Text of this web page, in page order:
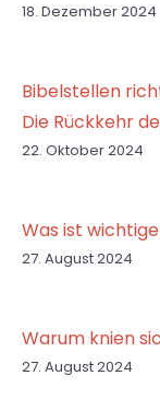
18. Dezember 2024
Bibelstellen
Die Rückkehr
22. Oktober 2024
Was ist
27. August 2024
Warum knien
27. August 2024